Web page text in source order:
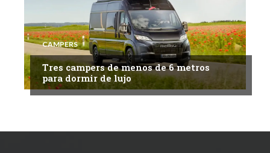
CAMPERS
Tres campers de menos de 6 metros
para dormir de lujo